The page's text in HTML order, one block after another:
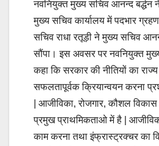
नवनियुक्त मुख्य सचिव आनन्द
मुख्य सचिव कार्यालय में पदभार
सचिव राधा रतूड़ी ने मुख्य सचिव
सौंपा। इस अवसर पर नवनियुक्त
कहा कि सरकार की नीतियों का
सफलतापूर्वक क्रियान्वयन करना
| आजीविका, रोजगार, कौशल विकास
प्रमुख प्राथमिकताओ में है |
काम करना तथा इंफ्रास्ट्रक्चर का